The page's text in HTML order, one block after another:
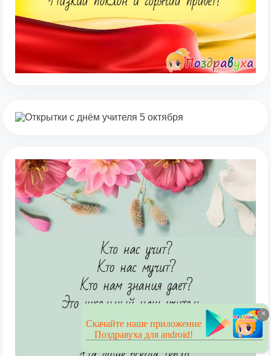
×
Скачайте наше приложение
Поздравуха для android!